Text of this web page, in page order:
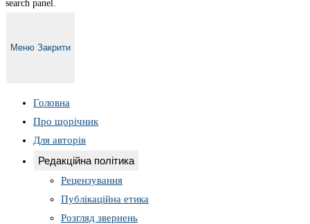
search panel.
Меню Закрити
Головна
Про щорічник
Для авторів
Редакційна політика
Рецензування
Публікаційна етика
Розгляд звернень